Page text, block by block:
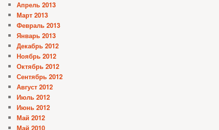
Апрель 2013
Март 2013
Февраль 2013
Январь 2013
Декабрь 2012
Ноябрь 2012
Октябрь 2012
Сентябрь 2012
Август 2012
Июль 2012
Июнь 2012
Май 2012
Май 2010